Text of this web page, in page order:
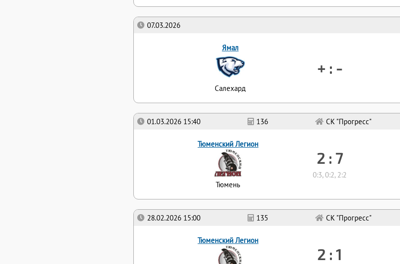
28.02.2026 15:00 135 СК "Прогресс"
Тюменский Легион
2 : 1
01.03.2026 15:40 136 СК "Прогресс"
Тюменский Легион
Тюмень
2 : 7
0:3, 0:2, 2:2
07.03.2026
Ямал
Салехард
+ : -